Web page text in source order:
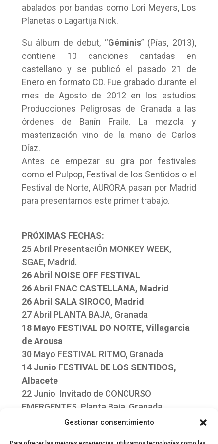
Gestionar consentimiento
abalados por bandas como Lori Meyers, Los
Planetas o Lagartija Nick.
Su álbum de debut, “Géminis” (Pías, 2013),
contiene 10 canciones cantadas en
castellano y se publicó el pasado 21 de
Enero en formato CD. Fue grabado durante el
mes de Agosto de 2012 en los estudios
Producciones Peligrosas de Granada a las
órdenes de Banín Fraile. La mezcla y
masterización vino de la mano de Carlos
Díaz.
Antes de empezar su gira por festivales
como el Pulpop, Festival de los Sentidos o el
Festival de Norte, AURORA pasan por Madrid
para presentarnos este primer trabajo.
PRÓXIMAS FECHAS:
25 Abril PresentaciÓn MONKEY WEEK,
SGAE, Madrid.
26 Abril NOISE OFF FESTIVAL
26 Abril FNAC CASTELLANA, Madrid
26 Abril SALA SIROCO, Madrid
27 Abril PLANTA BAJA, Granada
18 Mayo FESTIVAL DO NORTE, Villagarcia
de Arousa
30 Mayo FESTIVAL RITMO, Granada
14 Junio FESTIVAL DE LOS SENTIDOS,
Albacete
22 Junio Invitado de CONCURSO
EMERGENTES, Planta Baja, Granada
6 Julio FESTIVAL PULPOP, Almeria